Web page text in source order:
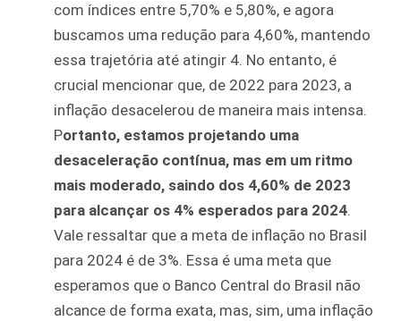
com índices entre 5,70% e 5,80%, e agora
buscamos uma redução para 4,60%, mantendo
essa trajetória até atingir 4. No entanto, é
crucial mencionar que, de 2022 para 2023, a
inflação desacelerou de maneira mais intensa.
Portanto, estamos projetando uma
desaceleração contínua, mas em um ritmo
mais moderado, saindo dos 4,60% de 2023
para alcançar os 4% esperados para 2024.
Vale ressaltar que a meta de inflação no Brasil
para 2024 é de 3%. Essa é uma meta que
esperamos que o Banco Central do Brasil não
alcance de forma exata, mas, sim, uma inflação